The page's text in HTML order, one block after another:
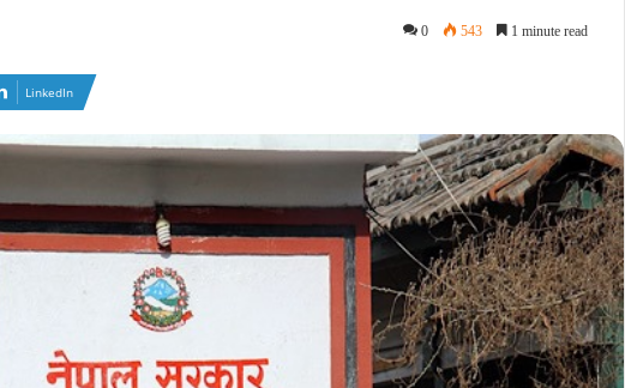
0 543 1 minute read
LinkedIn